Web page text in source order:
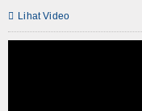
 Lihat Video